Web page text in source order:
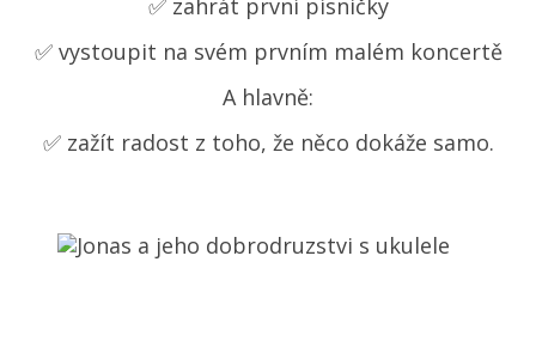
✅ zahrát první písničky
✅ vystoupit na svém prvním malém koncertě
A hlavně:
✅ zažít radost z toho, že něco dokáže samo.